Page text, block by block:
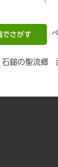
でさがす
石鎚の聖流郷